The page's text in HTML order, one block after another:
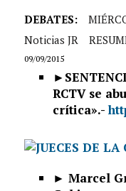
DEBATES:
Noticias JR
09/09/2015
RCTV se
crítica».-
► Marcel